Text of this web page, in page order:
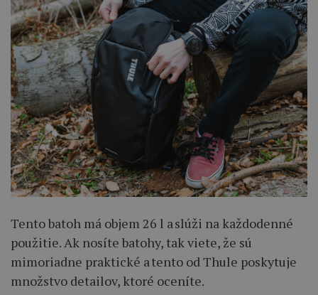
Tento batoh má objem 26 l a slúži na každodenné
použitie. Ak nosíte batohy, tak viete, že sú
mimoriadne praktické a tento od Thule poskytuje
množstvo detailov, ktoré oceníte.